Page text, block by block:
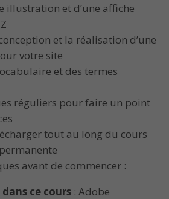
illustration et d’une affiche
et la réalisation d’une
votre site
et des termes
réguliers pour faire un point
tout au long du cours
avant de commencer :
ce cours : Adobe